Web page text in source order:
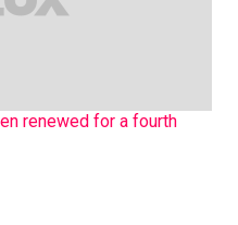
renewed for a fourth